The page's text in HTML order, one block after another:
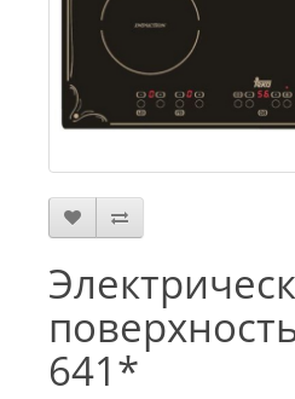
641*